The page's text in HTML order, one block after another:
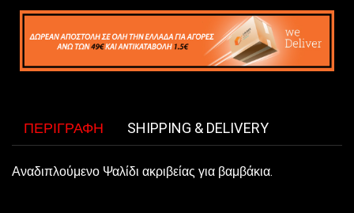
ΠΕΡΙΓΡΑΦΉ SHIPPING & DELIVERY
Αναδιπλούμενο Ψαλίδι ακριβείας για βαμβάκια.